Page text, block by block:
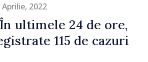
2022
ultimele 24 de ore,
115 de cazuri